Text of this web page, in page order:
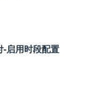
启用时段配置